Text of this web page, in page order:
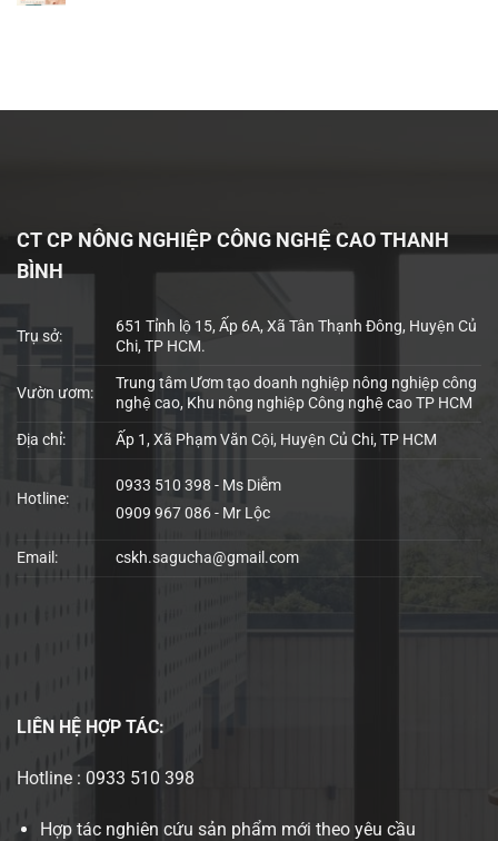
CT CP NÔNG NGHIỆP CÔNG NGHỆ CAO THANH
BÌNH
Trụ sở:
651 Tỉnh lộ 15, Ấp 6A, Xã Tân Thạnh Đông, Huyện Củ
Chi, TP HCM.
Vườn ươm:
Trung tâm Ươm tạo doanh nghiệp nông nghiệp công
nghệ cao, Khu nông nghiệp Công nghệ cao TP HCM
Địa chỉ: Ấp 1, Xã Phạm Văn Cội, Huyện Củ Chi, TP HCM
Hotline:
0933 510 398 - Ms Diễm
0909 967 086 - Mr Lộc
Email: cskh.sagucha@gmail.com
LIÊN HỆ HỢP TÁC:
Hotline : 0933 510 398
Hợp tác nghiên cứu sản phẩm mới theo yêu cầu